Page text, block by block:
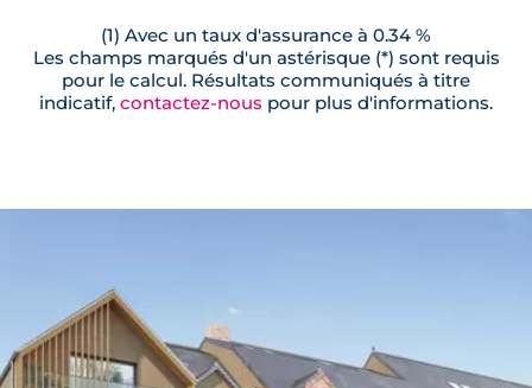
(1) Avec un taux d'assurance à 0.34 %
Les champs marqués d'un astérisque (*) sont requis
pour le calcul. Résultats communiqués à titre
indicatif, contactez-nous pour plus d'informations.